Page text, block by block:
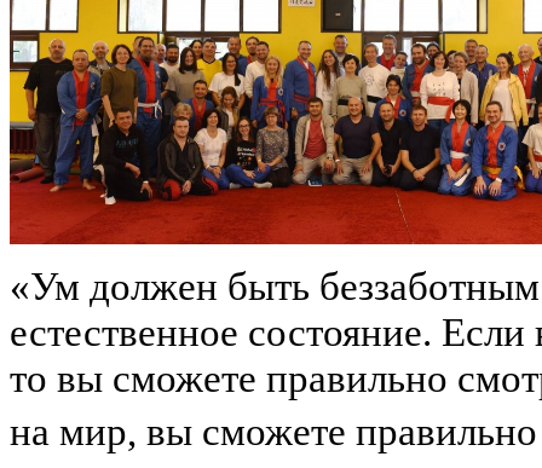
«Ум должен быть
естественное состояние.
то вы сможете правильно
на мир, вы сможете